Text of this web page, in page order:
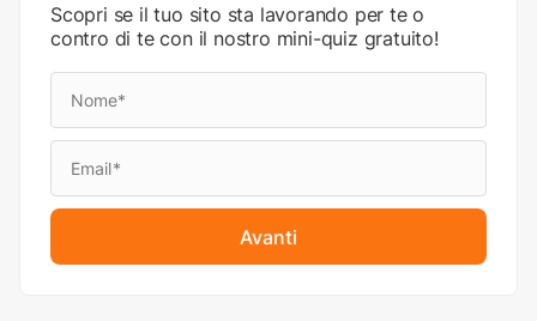
Scopri se il tuo sito sta lavorando per te o
contro di te con il nostro mini-quiz gratuito!
Avanti